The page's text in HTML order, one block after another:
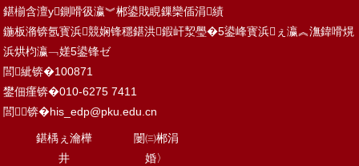
鍖椾含澶у鍘嗗彶瀛︾郴鍙戝睍鏁欒偛涓績
鍦板潃锛氬寳浜競娴锋穩鍖洪鍜屽洯璺�5鍙峰寳浜ぇ瀛︽潕鍏嗗熀
浜烘枃瀛﹁嫅5鍙锋ゼ
閭紪锛�100871
鐢佃瘽锛�010-6275 7411
閭锛�his_edp@pku.edu.cn
鍖楀ぇ瀹樺
井
闄㈢郴涓
婚〉